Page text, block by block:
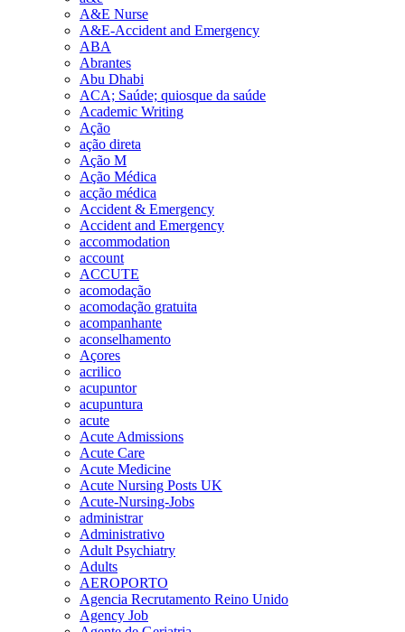
A&E Nurse
A&E-Accident and Emergency
ABA
Abrantes
Abu Dhabi
ACA; Saúde; quiosque da saúde
Academic Writing
Ação
ação direta
Ação M
Ação Médica
acção médica
Accident & Emergency
Accident and Emergency
accommodation
account
ACCUTE
acomodação
acomodação gratuita
acompanhante
aconselhamento
Açores
acrilico
acupuntor
acupuntura
acute
Acute Admissions
Acute Care
Acute Medicine
Acute Nursing Posts UK
Acute-Nursing-Jobs
administrar
Administrativo
Adult Psychiatry
Adults
AEROPORTO
Agencia Recrutamento Reino Unido
Agency Job